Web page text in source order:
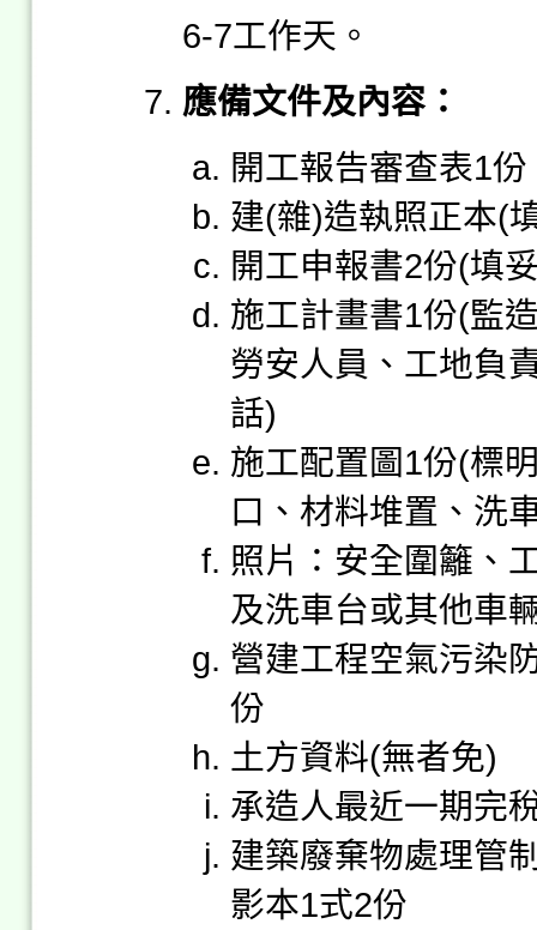
6-7工作天。
應備文件及內容：
開工報告審查表1份
建(雜)造執照正本(
開工申報書2份(填
施工計畫書1份(監
勞安人員、工地負
話)
施工配置圖1份(標
口、材料堆置、洗
照片：安全圍籬、
及洗車台或其他車
營建工程空氣污染
份
土方資料(無者免)
承造人最近一期完
建築廢棄物處理管
影本1式2份